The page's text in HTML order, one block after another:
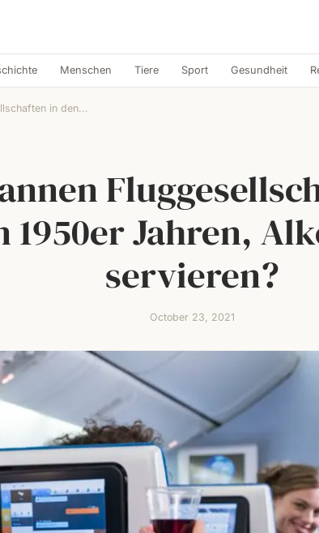
Menschen Tiere Sport Gesundheit
in den...
1950er Jahren,
servieren?
October 23, 2021